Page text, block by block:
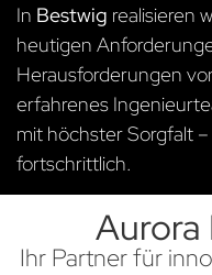
In Bestwig realisieren
heutigen
Herausforderungen
erfahrenes
mit höchster Sorgfalt
fortschrittlich.
Aurora
Ihr Partner für